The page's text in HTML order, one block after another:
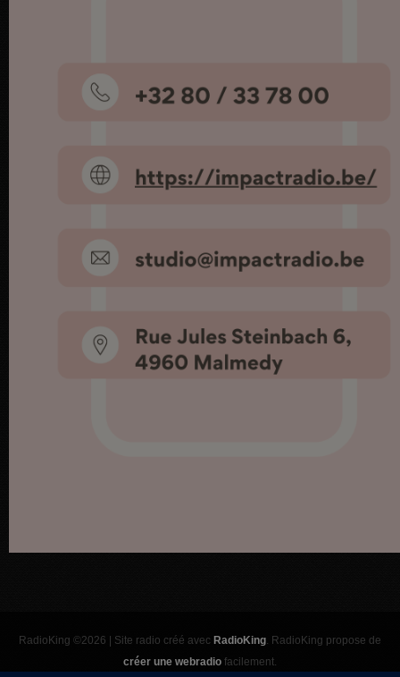
RadioKing ©2026 | Site radio créé avec RadioKing. RadioKing propose de
créer une webradio facilement.